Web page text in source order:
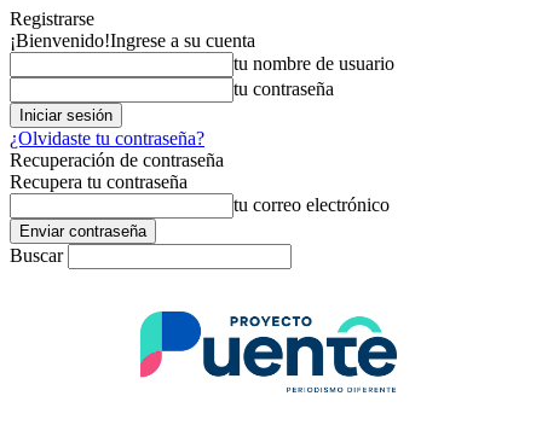
Registrarse
¡Bienvenido!Ingrese a su cuenta
tu nombre de usuario
tu contraseña
¿Olvidaste tu contraseña?
Recuperación de contraseña
Recupera tu contraseña
tu correo electrónico
Buscar